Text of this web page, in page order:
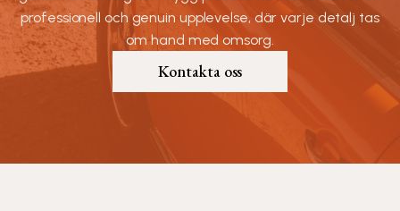
professionell och genuin upplevelse, där varje detalj tas
om hand med omsorg.
Kontakta oss